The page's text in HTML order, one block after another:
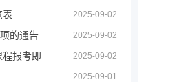
2025-09-02
表
2025-09-02
的通告
2025-09-02
报考即
2025-09-01